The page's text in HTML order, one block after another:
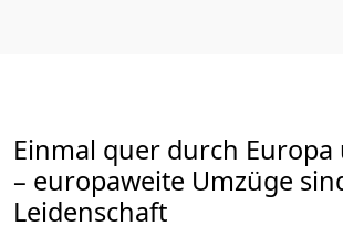
Einmal quer durch
– europaweite Umzüge
Leidenschaft